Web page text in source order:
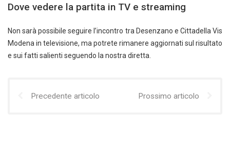
Dove vedere la partita in TV e streaming
Non sarà possibile seguire l’incontro tra Desenzano e Cittadella Vis
Modena in televisione, ma potrete rimanere aggiornati sul risultato
e sui fatti salienti seguendo la nostra diretta.
Precedente articolo Prossimo articolo